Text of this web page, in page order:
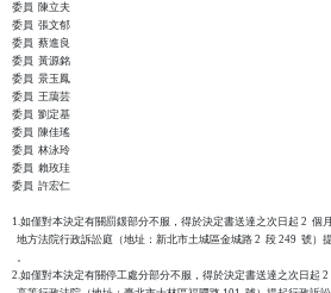
委員  陳立夫
委員  張文郁
委員  蔡進良
委員  黃源銘
委員  景玉鳳
委員  王藹芸
委員  劉定基
委員  陳佳瑤
委員  林泳玲
委員  賴玫珪
委員  許宏仁
1.如僅對本決定有關罰鍰部分不服，得於決定書送達之次日起 2  個
地方法院行政訴訟庭（地址：新北市土城區金城路 2  段 249  號）
  。
2.如僅對本決定有關停工處分部分不服，得於決定書送達之次日起 2